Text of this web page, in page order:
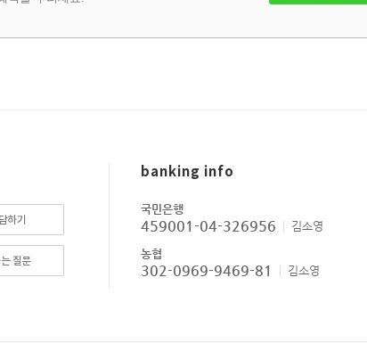
하기
질문
banking info
국민은행
459001-04-326956 김소영
농협
302-0969-9469-81 김소영